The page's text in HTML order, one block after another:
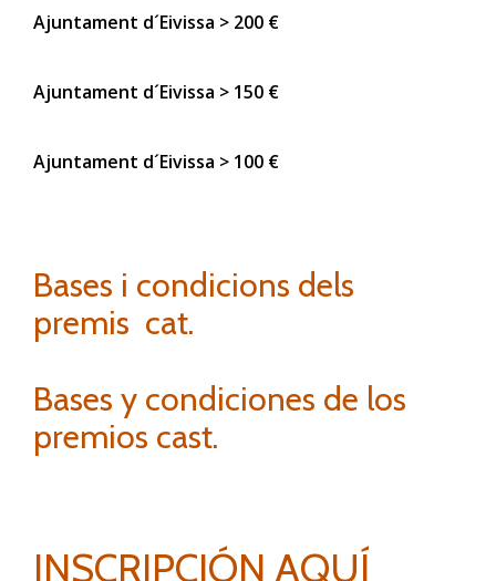
Ajuntament d´Eivissa > 200 €
Ajuntament d´Eivissa > 150 €
Ajuntament d´Eivissa > 100 €
Bases i condicions dels
premis cat.
Bases y condiciones de los
premios cast.
INSCRIPCIÓN AQUÍ